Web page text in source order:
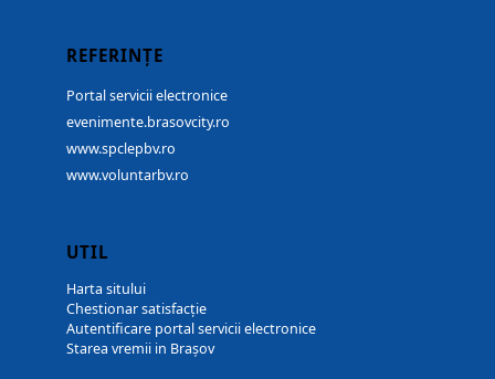
REFERINȚE
Portal servicii electronice
evenimente.brasovcity.ro
www.spclepbv.ro
www.voluntarbv.ro
UTIL
Harta sitului
Chestionar satisfacție
Autentificare portal servicii electronice
Starea vremii in Brașov